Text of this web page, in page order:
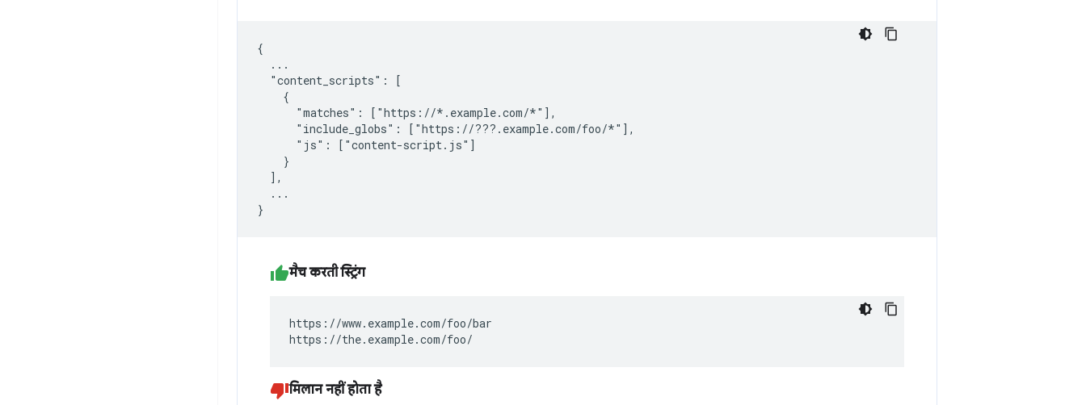
{
  ...
  "content_scripts": [
    {
      "matches": ["https://*.example.com/*"],
      "include_globs": ["https://???.example.com/foo/*"],
      "js": ["content-script.js"]
    }
  ],
  ...
मैच करती स्ट्रिंग
https://www.example.com/foo/bar
https://the.example.com/foo/
मिलान नहीं होता है